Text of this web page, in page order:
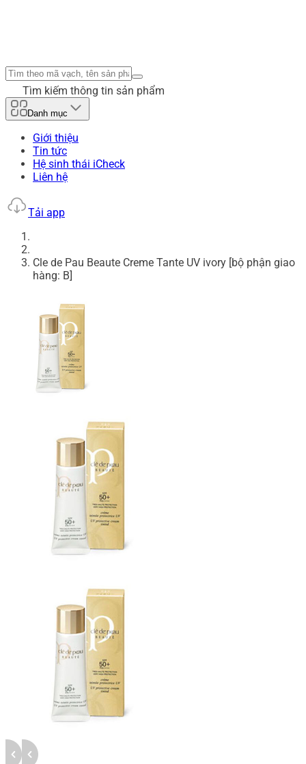
Tìm kiếm thông tin sản phẩm
Danh mục
Giới thiệu
Tin tức
Hệ sinh thái iCheck
Liên hệ
Tải app
Cle de Pau Beaute Creme Tante UV ivory [bộ phận giao
hàng: B]